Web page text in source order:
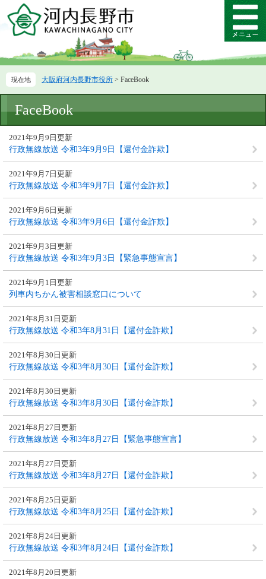
ー
先
す。
ニ
を
し
メ
ニ
ー
大阪府河内長野市役所 > FaceBook
文
FaceBook
行政無線放送 令和3年9月9日【還付金詐欺】
2021年9月9日更新
行政無線放送 令和3年9月7日【還付金詐欺】
2021年9月7日更新
行政無線放送 令和3年9月6日【還付金詐欺】
2021年9月6日更新
行政無線放送 令和3年9月3日【緊急事態宣言】
2021年9月3日更新
列車内ちかん被害相談窓口について
2021年9月1日更新
行政無線放送 令和3年8月31日【還付金詐欺】
2021年8月31日更新
行政無線放送 令和3年8月30日【還付金詐欺】
2021年8月30日更新
行政無線放送 令和3年8月30日【還付金詐欺】
2021年8月30日更新
行政無線放送 令和3年8月27日【緊急事態宣言】
2021年8月27日更新
行政無線放送 令和3年8月27日【還付金詐欺】
2021年8月27日更新
行政無線放送 令和3年8月25日【還付金詐欺】
2021年8月25日更新
行政無線放送 令和3年8月24日【還付金詐欺】
2021年8月24日更新
2021年8月20日更新